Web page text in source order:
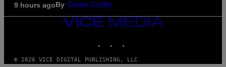
9 hours agoBy Caleb Catlin
VICE
© 2026 VICE DIGITAL PUBLISHING, LLC